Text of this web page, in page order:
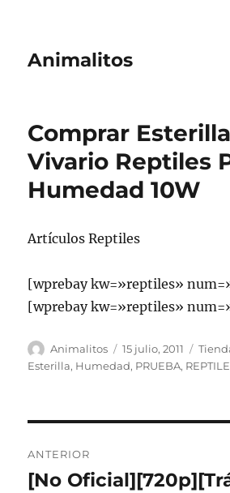
Animalitos
Comprar
Vivario Reptiles
Humedad 10W
Artículos Reptiles
[wprebay kw=»reptiles»
[wprebay kw=»reptiles»
Autor
Animalitos
Publicado
el
15 julio, 2011
Esterilla, Humedad, PRUEBA,
de
ANTERIOR
Entrada
[No